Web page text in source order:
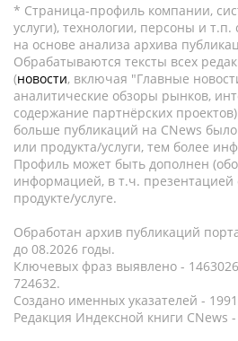
* Страница-профиль компании,
услуги), технологии, персоны и т.п.
на основе анализа архива
Обрабатываются тексты всех
(новости, включая "Главные
аналитические обзоры рынков,
содержание партнёрских
больше публикаций на CNews
или продукта/услуги, тем более
Профиль может быть дополнен
информацией, в т.ч.
продукте/услуге.
Обработан архив публикаций
до 08.2026 годы.
Ключевых фраз выявлено -
724632.
Создано именных указателей -
Редакция Индексной книги CNews -